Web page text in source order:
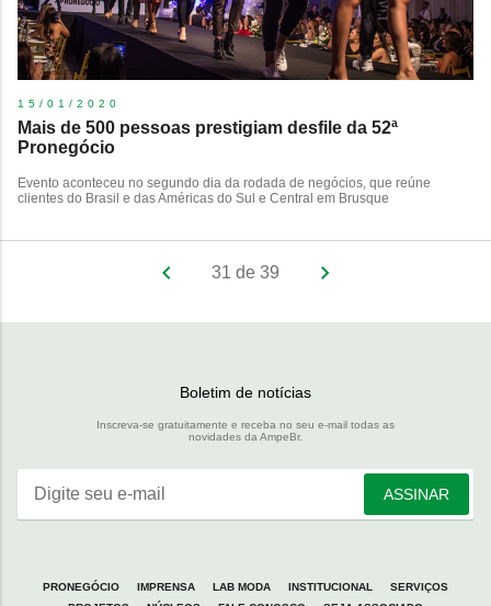
15/01/2020
Mais de 500 pessoas prestigiam desfile da 52ª
Pronegócio
Evento aconteceu no segundo dia da rodada de negócios, que reúne
clientes do Brasil e das Américas do Sul e Central em Brusque
31 de 39
Boletim de notícias
Inscreva-se gratuitamente e receba no seu e-mail todas as
novidades da AmpeBr.
Digite seu e-mail ASSINAR
PRONEGÓCIO IMPRENSA LAB MODA INSTITUCIONAL
SERVIÇOS